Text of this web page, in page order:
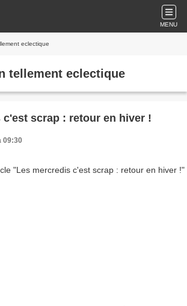
MENU
eclectique
tellement eclectique
c'est scrap : retour en hiver !
09:30